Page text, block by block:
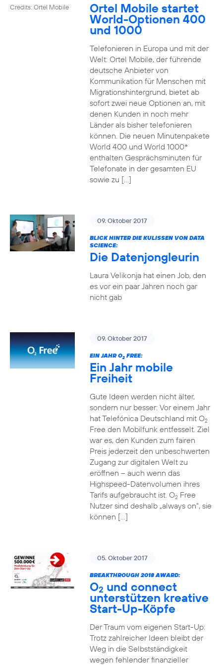
Credits: Ortel Mobile Ortel Mobile startet
World-Optionen 400
und 1000
Telefonieren in Europa und mit der
Welt: Ortel Mobile, der führende
deutsche Anbieter von
Kommunikation für Menschen mit
Migrationshintergrund, bietet ab
sofort zwei neue Optionen an, mit
denen Kunden in noch mehr
Länder als bisher telefonieren
können. Die neuen Minutenpakete
World 400 und World 1000*
enthalten Gesprächsminuten für
Telefonate in der gesamten EU
sowie zu […]
09. Oktober 2017
BLICK HINTER DIE KULISSEN VON DATA
SCIENCE:
Die Datenjongleurin
Laura Velikonja hat einen Job, den
es vor ein paar Jahren noch gar
nicht gab
09. Oktober 2017
EIN JAHR O2FREE:
Ein Jahr mobile
Freiheit
Gute Ideen werden nicht älter,
sondern nur besser: Vor einem Jahr
hat Telefónica Deutschland mit O2
Free den Mobilfunk entfesselt. Ziel
war es, den Kunden zum fairen
Preis jederzeit den unbeschwerten
Zugang zur digitalen Welt zu
eröffnen – auch wenn das
Highspeed-Datenvolumen ihres
Tarifs aufgebraucht ist. O2Free
Nutzer sind deshalb „always on“, sie
können […]
05. Oktober 2017
BREAKTHROUGH 2018 AWARD:
O2 und connect
unterstützen kreative
Start-Up-Köpfe
Der Traum vom eigenen Start-Up:
Trotz zahlreicher Ideen bleibt der
Weg in die Selbstständigkeit
wegen fehlender finanzieller